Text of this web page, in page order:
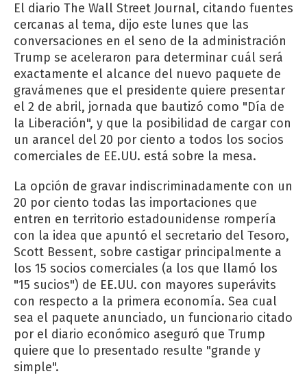
El diario The Wall Street Journal, citando fuentes
cercanas al tema, dijo este lunes que las
conversaciones en el seno de la administración
Trump se aceleraron para determinar cuál será
exactamente el alcance del nuevo paquete de
gravámenes que el presidente quiere presentar
el 2 de abril, jornada que bautizó como "Día de
la Liberación", y que la posibilidad de cargar con
un arancel del 20 por ciento a todos los socios
comerciales de EE.UU. está sobre la mesa.
La opción de gravar indiscriminadamente con un
20 por ciento todas las importaciones que
entren en territorio estadounidense rompería
con la idea que apuntó el secretario del Tesoro,
Scott Bessent, sobre castigar principalmente a
los 15 socios comerciales (a los que llamó los
"15 sucios") de EE.UU. con mayores superávits
con respecto a la primera economía. Sea cual
sea el paquete anunciado, un funcionario citado
por el diario económico aseguró que Trump
quiere que lo presentado resulte "grande y
simple".